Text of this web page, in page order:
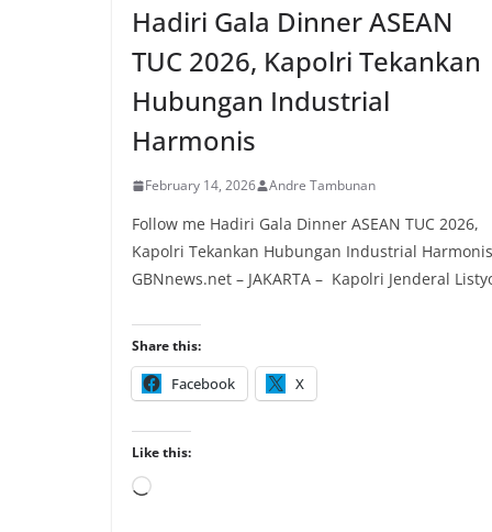
Hadiri Gala Dinner ASEAN
TUC 2026, Kapolri Tekankan
Hubungan Industrial
Harmonis
February 14, 2026 Andre Tambunan
Follow me Hadiri Gala Dinner ASEAN TUC 2026,
Kapolri Tekankan Hubungan Industrial Harmonis
GBNnews.net – JAKARTA – Kapolri Jenderal
Share this:
Facebook X
Like this:
Loading…